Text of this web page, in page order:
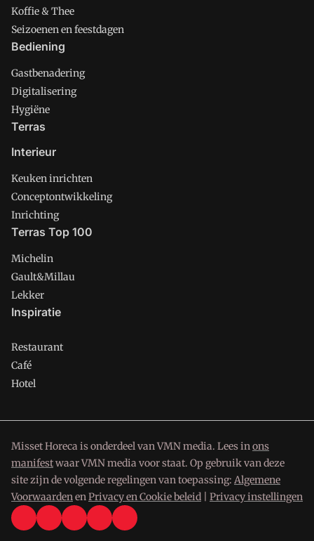
Koffie & Thee
Seizoenen en feestdagen
Bediening
Gastbenadering
Digitalisering
Hygiëne
Terras
Interieur
Keuken inrichten
Conceptontwikkeling
Inrichting
Terras Top 100
Michelin
Gault&Millau
Lekker
Inspiratie
Restaurant
Café
Hotel
Misset Horeca is onderdeel van VMN media. Lees inons
manifestwaar VMN media voor staat. Op gebruik van deze
site zijn de volgende regelingen van toepassing: Algemene
VoorwaardenenPrivacy en Cookie beleid Privacy instellingen